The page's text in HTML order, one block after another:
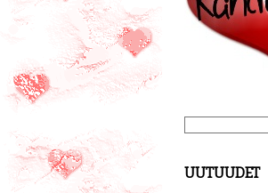
UUTUUDET